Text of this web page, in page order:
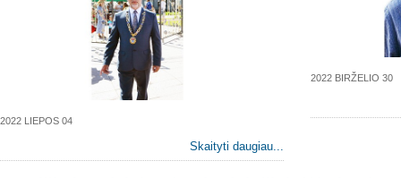
2022 LIEPOS 04
Skaityti daugiau...
2022 BIRŽELIO 30